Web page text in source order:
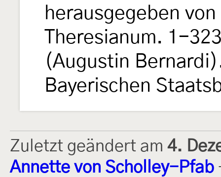
herausgegeben
Theresianum. 1-
(Augustin
Bayerischen
Zuletzt geändert am 4.
Annette von Scholley-Pfab